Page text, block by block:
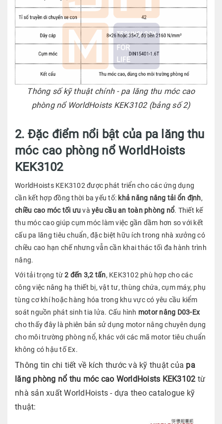
Thông số kỹ thuật chính - pa lăng thu móc cao
phòng nổ WorldHoists KEK3102 (bảng số 2)
2. Đặc điểm nổi bật của pa lăng thu
móc cao phòng nổ WorldHoists
KEK3102
WorldHoists KEK3102 được phát triển cho các ứng dụng
cần kết hợp đồng thời ba yếu tố: khả năng nâng tải ổn định,
chiều cao móc tối ưuvà yêu cầu an toàn phòng nổ. Thiết kế
thu móc cao giúp cụm móc làm việc gần dầm hơn so với kết
cấu pa lăng tiêu chuẩn, đặc biệt hữu ích trong nhà xưởng có
chiều cao hạn chế nhưng vẫn cần khai thác tối đa hành trình
nâng.
Với tải trọng từ2 đến 3,2 tấn, KEK3102 phù hợp cho các
công việc nâng hạ thiết bị, vật tư, thùng chứa, cụm máy, phụ
tùng cơ khí hoặc hàng hóa trong khu vực có yêu cầu kiểm
soát nguồn phát sinh tia lửa. Cấu hình motor nâng D03-Ex
cho thấy đây là phiên bản sử dụng motor nâng chuyên dụng
cho môi trường phòng nổ, khác với các mã motor tiêu chuẩn
không có hậu tố Ex.
Thông tin chi tiết về kích thước và kỹ thuật của pa
lăng phòng nổ thu móc cao WorldHoists KEK3102 từ
nhà sản xuất WorldHoists - dựa theo catalogue kỹ
thuật: